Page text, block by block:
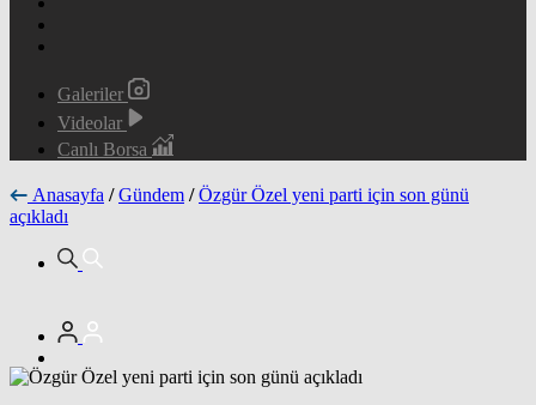
Galeriler
Videolar
Canlı Borsa
Anasayfa / Gündem / Özgür Özel yeni parti için son günü
açıkladı